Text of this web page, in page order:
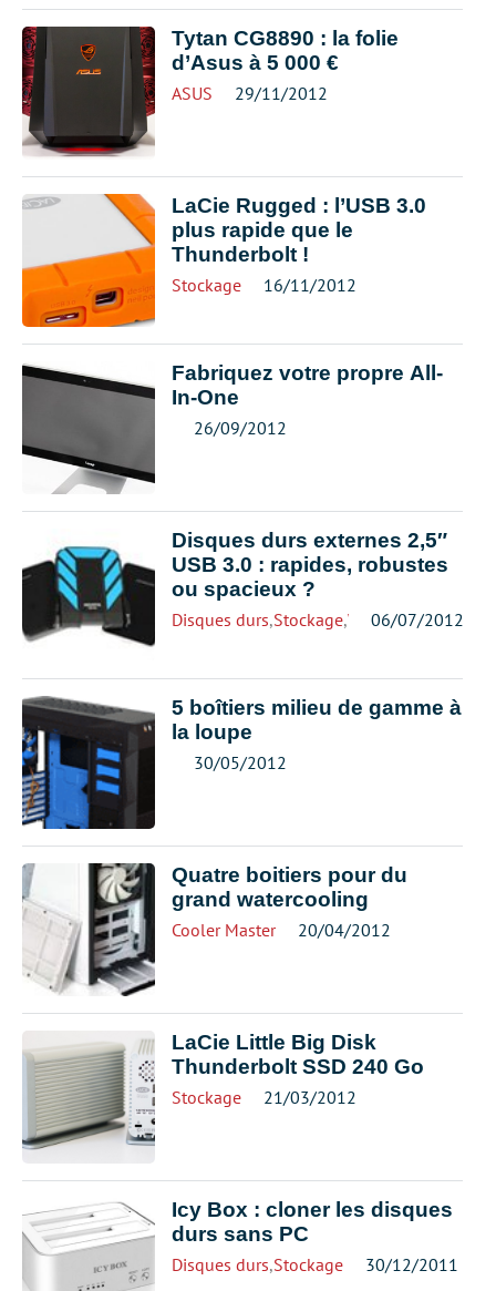
Tytan CG8890 : la folie
d’Asus à 5 000 €
ASUS 29/11/2012
LaCie Rugged : l’USB 3.0
plus rapide que le
Thunderbolt !
Stockage 16/11/2012
Fabriquez votre propre All-
In-One
26/09/2012
Disques durs externes 2,5″
USB 3.0 : rapides, robustes
ou spacieux ?
Disques durs,Stockage,Western Digital
06/07/2012
5 boîtiers milieu de gamme à
la loupe
30/05/2012
Quatre boitiers pour du
grand watercooling
Cooler Master 20/04/2012
LaCie Little Big Disk
Thunderbolt SSD 240 Go
Stockage 21/03/2012
Icy Box : cloner les disques
durs sans PC
Disques durs,Stockage 30/12/2011